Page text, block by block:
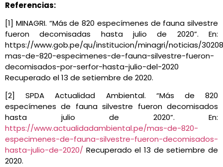
Referencias:
[1] MINAGRI. “Más de 820 especímenes de fauna silvestre
fueron decomisadas hasta julio de 2020”. En:
https://www.gob.pe/qu/institucion/minagri/noticias/
mas-de-820-especimenes-de-fauna-silvestre-fueron-
decomisados-por-serfor-hasta-julio-del-2020
Recuperado el 13 de setiembre de 2020.
[2] SPDA Actualidad Ambiental. “Más de 820
especímenes de fauna silvestre fueron decomisados
hasta julio de 2020”. En:
https://www.actualidadambiental.pe/mas-de-820-
especimenes-de-fauna-silvestre-fueron-decomisados-
hasta-julio-de-2020/ Recuperado el 13 de setiembre de
2020.